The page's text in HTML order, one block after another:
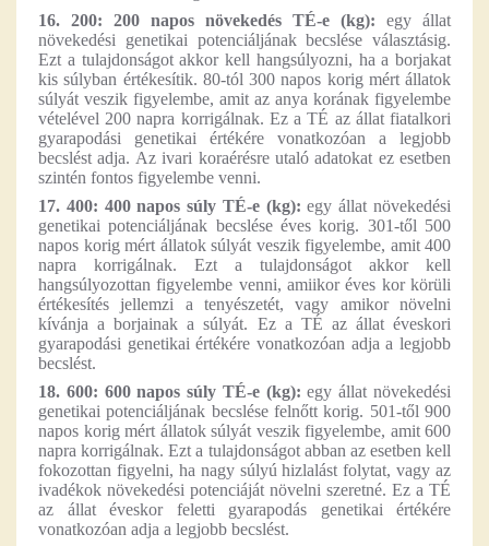
16. 200: 200 napos növekedés TÉ-e (kg): egy állat
növekedési genetikai potenciáljának becslése választásig.
Ezt a tulajdonságot akkor kell hangsúlyozni, ha a borjakat
kis súlyban értékesítik. 80-tól 300 napos korig mért állatok
súlyát veszik figyelembe, amit az anya korának figyelembe
vételével 200 napra korrigálnak. Ez a TÉ az állat fiatalkori
gyarapodási genetikai értékére vonatkozóan a legjobb
becslést adja. Az ivari koraérésre utaló adatokat ez esetben
szintén fontos figyelembe venni.
17. 400: 400 napos súly TÉ-e (kg): egy állat növekedési
genetikai potenciáljának becslése éves korig. 301-től 500
napos korig mért állatok súlyát veszik figyelembe, amit 400
napra korrigálnak. Ezt a tulajdonságot akkor kell
hangsúlyozottan figyelembe venni, amiikor éves kor körüli
értékesítés jellemzi a tenyészetét, vagy amikor növelni
kívánja a borjainak a súlyát. Ez a TÉ az állat éveskori
gyarapodási genetikai értékére vonatkozóan adja a legjobb
becslést.
18. 600: 600 napos súly TÉ-e (kg): egy állat növekedési
genetikai potenciáljának becslése felnőtt korig. 501-től 900
napos korig mért állatok súlyát veszik figyelembe, amit 600
napra korrigálnak. Ezt a tulajdonságot abban az esetben kell
fokozottan figyelni, ha nagy súlyú hizlalást folytat, vagy az
ivadékok növekedési potenciáját növelni szeretné. Ez a TÉ
az állat éveskor feletti gyarapodás genetikai értékére
vonatkozóan adja a legjobb becslést.